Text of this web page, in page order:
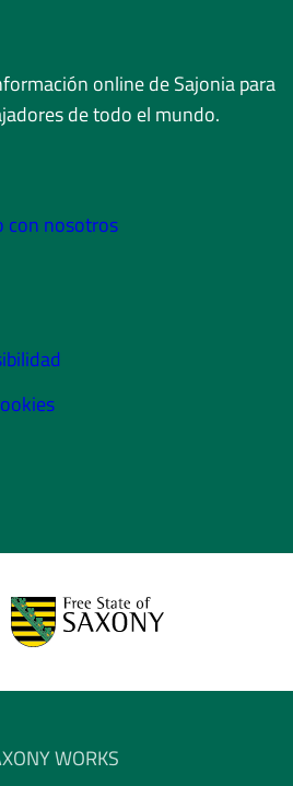
online de Sajonia para
de todo el mundo.
con nosotros
WORKS